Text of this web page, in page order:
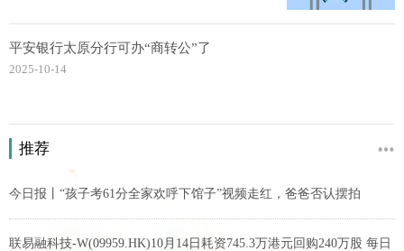
平安银行太原分行可办“商转公”了
2025-10-14
推荐
今日报丨“孩子考61分全家欢呼下馆子”视频走红，爸爸否认摆拍
联易融科技-W(09959.HK)10月14日耗资745.3万港元回购240万股 每日